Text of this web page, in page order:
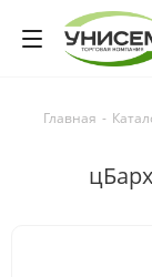
Главная -